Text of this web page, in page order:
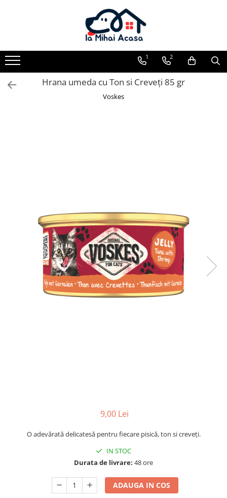
Pachete promotionale
Pachete promotionale
Pachete promotionale
Test gratuit 1 2
Hrana umeda cu Ton si Creveți 85 gr
Voskes
9,00 Lei
O adevărată delicatesă pentru fiecare pisică, ton si creveți.
IN STOC
Durata de livrare: 48 ore
ADAUGA IN COS